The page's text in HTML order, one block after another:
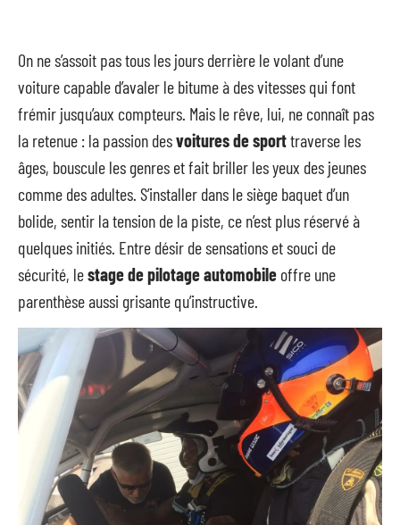
On ne s’assoit pas tous les jours derrière le volant d’une
voiture capable d’avaler le bitume à des vitesses qui font
frémir jusqu’aux compteurs. Mais le rêve, lui, ne connaît pas
la retenue : la passion desvoitures de sporttraverse les
âges, bouscule les genres et fait briller les yeux des jeunes
comme des adultes. S’installer dans le siège baquet d’un
bolide, sentir la tension de la piste, ce n’est plus réservé à
quelques initiés. Entre désir de sensations et souci de
sécurité, lestage de pilotage automobile offre une
parenthèse aussi grisante qu’instructive.